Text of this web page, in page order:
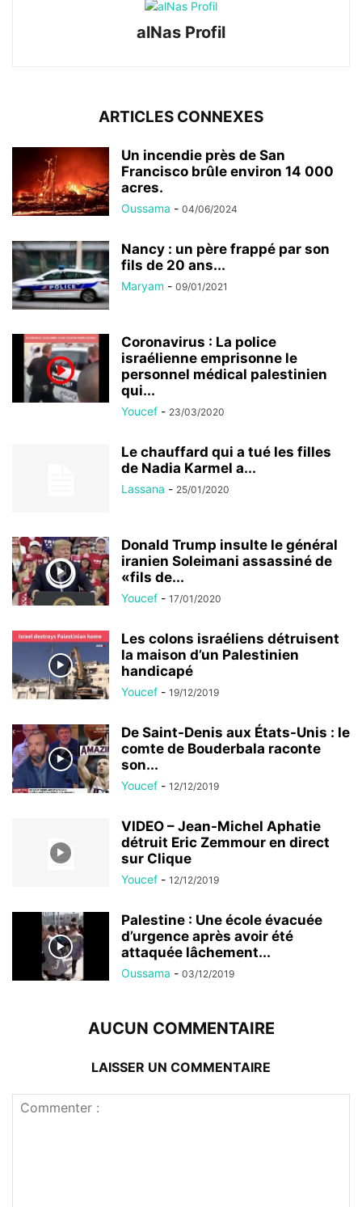
alNas Profil
ARTICLES CONNEXES
Un incendie près de San
Francisco brûle environ 14 000
acres.
Oussama - 04/06/2024
Nancy : un père frappé par son
fils de 20 ans...
Maryam - 09/01/2021
Coronavirus : La police
israélienne emprisonne le
personnel médical palestinien
qui...
Youcef - 23/03/2020
Le chauffard qui a tué les filles
de Nadia Karmel a...
Lassana - 25/01/2020
Donald Trump insulte le général
iranien Soleimani assassiné de
«fils de...
Youcef - 17/01/2020
Les colons israéliens détruisent
la maison d’un Palestinien
handicapé
Youcef - 19/12/2019
De Saint-Denis aux États-Unis : le
comte de Bouderbala raconte
son...
Youcef - 12/12/2019
VIDEO – Jean-Michel Aphatie
détruit Eric Zemmour en direct
sur Clique
Youcef - 12/12/2019
Palestine : Une école évacuée
d’urgence après avoir été
attaquée lâchement...
Oussama - 03/12/2019
AUCUN COMMENTAIRE
LAISSER UN COMMENTAIRE